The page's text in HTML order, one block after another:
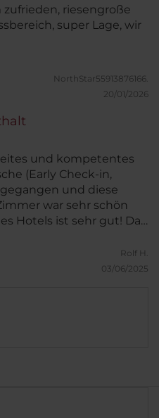
riesengroße
super Lage, wir
NorthStar55913876166.
20/01/2026
und kompetentes
(Early Check-in,
und diese
war sehr schön
Hotels ist sehr gut! Das
Rolf H.
03/06/2025